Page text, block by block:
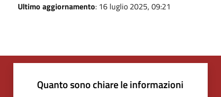
Ultimo aggiornamento: 16 luglio 2025, 09:21
Quanto sono chiare le informazioni